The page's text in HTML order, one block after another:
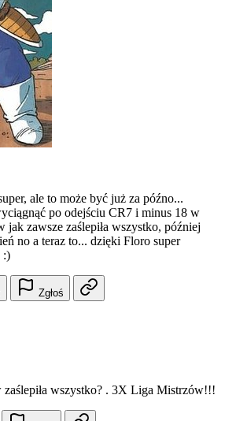
ale to może być już za późno...
po odejściu CR7 i minus 18 w
zawsze zaślepiła wszystko, później
no a teraz to... dzięki Floro super
:)
Zgłoś
wszystko? . 3X Liga Mistrzów!!!